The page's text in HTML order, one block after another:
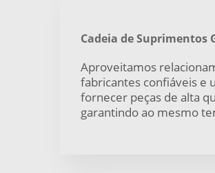
Cadeia de Suprimentos
Aproveitamos
fabricantes confiáveis e
fornecer peças de alta
garantindo ao mesmo